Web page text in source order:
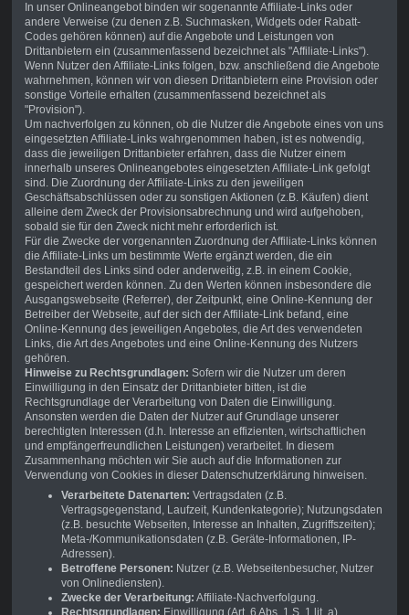
In unser Onlineangebot binden wir sogenannte Affiliate-Links oder
andere Verweise (zu denen z.B. Suchmasken, Widgets oder Rabatt-
Codes gehören können) auf die Angebote und Leistungen von
Drittanbietern ein (zusammenfassend bezeichnet als "Affiliate-Links").
Wenn Nutzer den Affiliate-Links folgen, bzw. anschließend die Angebote
wahrnehmen, können wir von diesen Drittanbietern eine Provision oder
sonstige Vorteile erhalten (zusammenfassend bezeichnet als
"Provision").
Um nachverfolgen zu können, ob die Nutzer die Angebote eines von uns
eingesetzten Affiliate-Links wahrgenommen haben, ist es notwendig,
dass die jeweiligen Drittanbieter erfahren, dass die Nutzer einem
innerhalb unseres Onlineangebotes eingesetzten Affiliate-Link gefolgt
sind. Die Zuordnung der Affiliate-Links zu den jeweiligen
Geschäftsabschlüssen oder zu sonstigen Aktionen (z.B. Käufen) dient
alleine dem Zweck der Provisionsabrechnung und wird aufgehoben,
sobald sie für den Zweck nicht mehr erforderlich ist.
Für die Zwecke der vorgenannten Zuordnung der Affiliate-Links können
die Affiliate-Links um bestimmte Werte ergänzt werden, die ein
Bestandteil des Links sind oder anderweitig, z.B. in einem Cookie,
gespeichert werden können. Zu den Werten können insbesondere die
Ausgangswebseite (Referrer), der Zeitpunkt, eine Online-Kennung der
Betreiber der Webseite, auf der sich der Affiliate-Link befand, eine
Online-Kennung des jeweiligen Angebotes, die Art des verwendeten
Links, die Art des Angebotes und eine Online-Kennung des Nutzers
gehören.
Hinweise zu Rechtsgrundlagen: Sofern wir die Nutzer um deren
Einwilligung in den Einsatz der Drittanbieter bitten, ist die
Rechtsgrundlage der Verarbeitung von Daten die Einwilligung.
Ansonsten werden die Daten der Nutzer auf Grundlage unserer
berechtigten Interessen (d.h. Interesse an effizienten, wirtschaftlichen
und empfängerfreundlichen Leistungen) verarbeitet. In diesem
Zusammenhang möchten wir Sie auch auf die Informationen zur
Verwendung von Cookies in dieser Datenschutzerklärung hinweisen.
Verarbeitete Datenarten: Vertragsdaten (z.B.
Vertragsgegenstand, Laufzeit, Kundenkategorie); Nutzungsdaten
(z.B. besuchte Webseiten, Interesse an Inhalten, Zugriffszeiten);
Meta-/Kommunikationsdaten (z.B. Geräte-Informationen, IP-
Adressen).
Betroffene Personen: Nutzer (z.B. Webseitenbesucher, Nutzer
von Onlinediensten).
Zwecke der Verarbeitung: Affiliate-Nachverfolgung.
Rechtsgrundlagen: Einwilligung (Art. 6 Abs. 1 S. 1 lit. a)